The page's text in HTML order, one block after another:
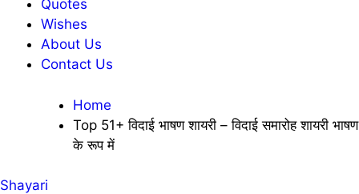
Quotes
Wishes
About Us
Contact Us
Home
Top 51+ विदाई भाषण शायरी – विदाई समारोह शायरी भाषण
के रूप में
Shayari